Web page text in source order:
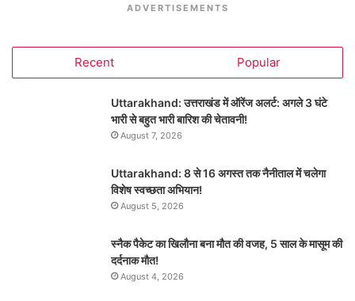
ADVERTISEMENTS
Recent Popular
Uttarakhand: उत्तराखंड में ऑरेंज अलर्ट: अगले 3 घंटे
भारी से बहुत भारी बारिश की चेतावनी!
August 7, 2026
Uttarakhand: 8 से 16 अगस्त तक नैनीताल में चलेगा
विशेष स्वच्छता अभियान!
August 5, 2026
स्नैक पैकेट का खिलौना बना मौत की वजह, 5 साल के मासूम की
दर्दनाक मौत!
August 4, 2026